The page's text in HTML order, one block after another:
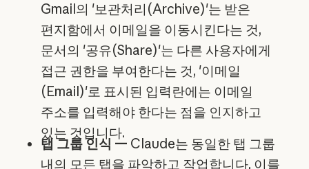
Gmail의 '보관처리(Archive)'는 받은
편지함에서 이메일을 이동시킨다는 것,
문서의 '공유(Share)'는 다른 사용자에게
접근 권한을 부여한다는 것, '이메일
(Email)'로 표시된 입력란에는 이메일
주소를 입력해야 한다는 점을 인지하고
있는 것입니다.
탭 그룹 인식 — Claude는 동일한 탭 그룹
내의 모든 탭을 파악하고 작업합니다. 이를